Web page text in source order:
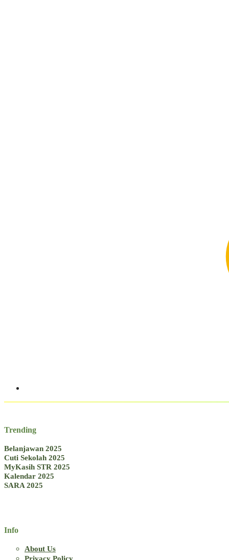
Trending
Belanjawan 2025
Cuti Sekolah 2025
MyKasih STR 2025
Kalendar 2025
SARA 2025
Info
About Us
Privacy Policy